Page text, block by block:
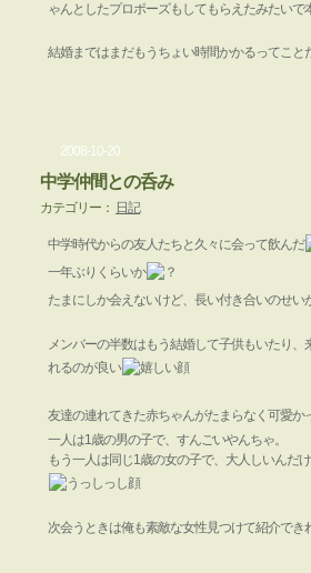
ゃんとしたプロポーズもしてもらえたみたいで
結婚まではまだもうちょい時間かかるってこ
2008-10-20
中学仲間との呑み
カテゴリー： 日記
中学時代からの友人たちと久々に会って飲んだ
一年ぶりくらいか
たまにしか会えないけど、長い付き合いのせい
メンバーの半数はもう結婚して子供もいたり
れるのが良い
友達の連れてきた赤ちゃんがたまらなく可愛か
一人は1歳の男の子で、すんごいやんちゃ。
もう一人は同じ1歳の女の子で、大人しいんだ
次会うときは俺も素敵な女性見つけて紹介でき